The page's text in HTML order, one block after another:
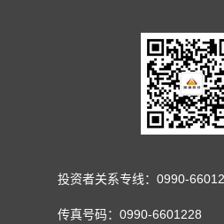
投资者关系专线：0990-
传真号码：0990-6601228